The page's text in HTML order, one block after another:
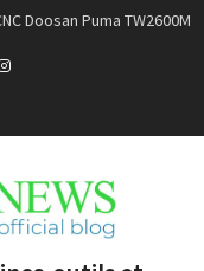
des tours Mazak
Smooth et de la
Puma 2600 LY : le tour